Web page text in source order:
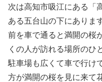
次は高知市吸江にある「
ある五台山の下にありま
前を車で通ると満開の桜
くの人が訪れる場所のひ
駐車場も広くて車で行け
方が満開の桜を見に来て